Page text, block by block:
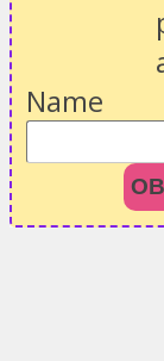
Name